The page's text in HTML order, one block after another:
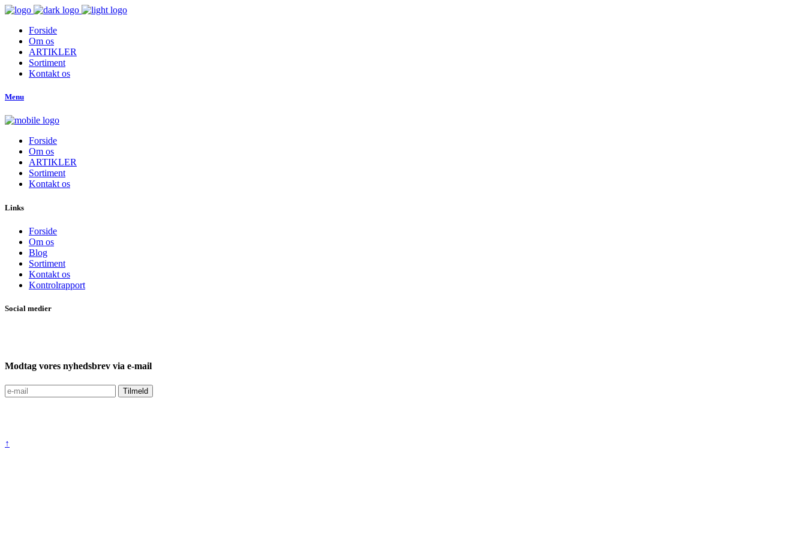
Forside
Om os
ARTIKLER
Sortiment
Kontakt os
Menu
Forside
Om os
ARTIKLER
Sortiment
Kontakt os
Links
Forside
Om os
Blog
Sortiment
Kontakt os
Kontrolrapport
Social medier
Modtag vores nyhedsbrev via e-mail
↑